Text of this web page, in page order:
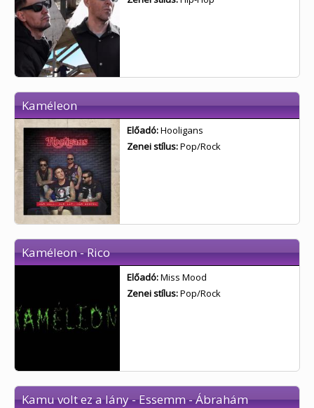
Kaméleon
Előadó:Hooligans
Zenei stílus:Pop/Rock
Kaméleon - Rico
Előadó:Miss Mood
Zenei stílus:Pop/Rock
Kamu volt ez a lány - Essemm - Ábrahám